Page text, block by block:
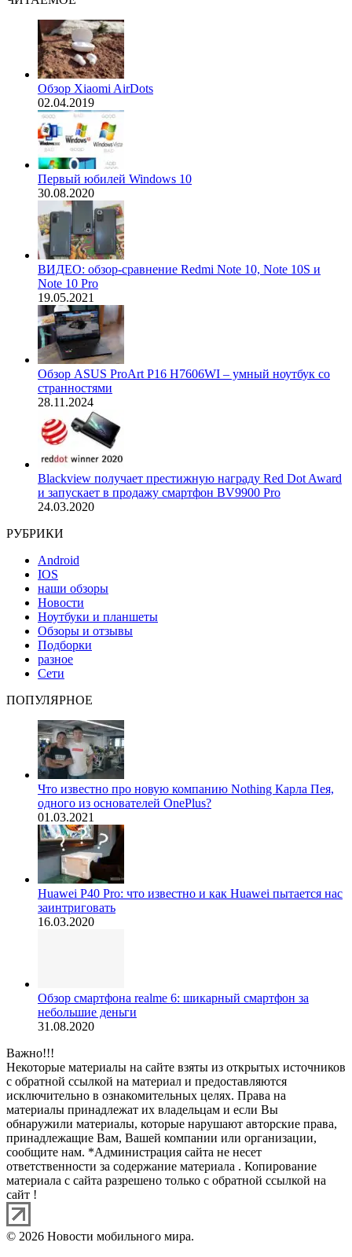
Обзор Xiaomi AirDots
02.04.2019
Первый юбилей Windows 10
30.08.2020
ВИДЕО: обзор-сравнение Redmi Note 10, Note 10S и
Note 10 Pro
19.05.2021
Обзор ASUS ProArt P16 H7606WI – умный ноутбук со
странностями
28.11.2024
Blackview получает престижную награду Red Dot Award
и запускает в продажу смартфон BV9900 Pro
24.03.2020
РУБРИКИ
Android
IOS
наши обзоры
Новости
Ноутбуки и планшеты
Обзоры и отзывы
Подборки
разное
Сети
ПОПУЛЯРНОЕ
Что известно про новую компанию Nothing Карла Пея,
одного из основателей OnePlus?
01.03.2021
Huawei P40 Pro: что известно и как Huawei пытается нас
заинтриговать
16.03.2020
Обзор смартфона realme 6: шикарный смартфон за
небольшие деньги
31.08.2020
Важно!!!
Некоторые материалы на сайте взяты из открытых источников
с обратной ссылкой на материал и предоставляются
исключительно в ознакомительных целях. Права на
материалы принадлежат их владельцам и если Вы
обнаружили материалы, которые нарушают авторские права,
принадлежащие Вам, Вашей компании или организации,
сообщите нам. *Администрация сайта не несет
ответственности за содержание материала . Копирование
материала с сайта разрешено только с обратной ссылкой на
сайт !
© 2026 Новости мобильного мира.